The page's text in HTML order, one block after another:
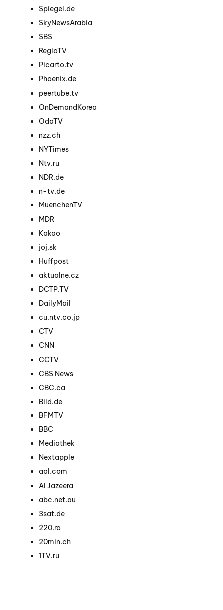
Spiegel.de
SkyNewsArabia
SBS
RegioTV
Picarto.tv
Phoenix.de
peertube.tv
OnDemandKorea
OdaTV
nzz.ch
NYTimes
Ntv.ru
NDR.de
n-tv.de
MuenchenTV
MDR
Kakao
joj.sk
Huffpost
aktualne.cz
DCTP.TV
DailyMail
cu.ntv.co.jp
CTV
CNN
CCTV
CBS News
CBC.ca
Bild.de
BFMTV
BBC
Mediathek
Nextapple
aol.com
Al Jazeera
abc.net.au
3sat.de
220.ro
20min.ch
1TV.ru